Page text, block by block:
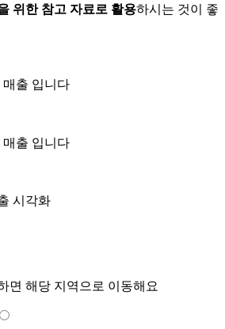
위한 참고 자료로 활용하시는 것이 좋
매출 입니다
매출 입니다
시각화
면 해당 지역으로 이동해요